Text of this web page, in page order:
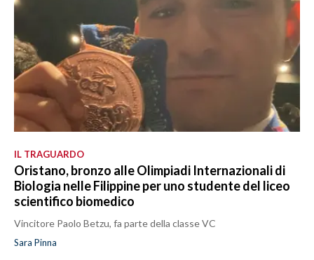
IL TRAGUARDO
Oristano, bronzo alle Olimpiadi Internazionali di
Biologia nelle Filippine per uno studente del liceo
scientifico biomedico
Vincitore Paolo Betzu, fa parte della classe VC
Sara Pinna